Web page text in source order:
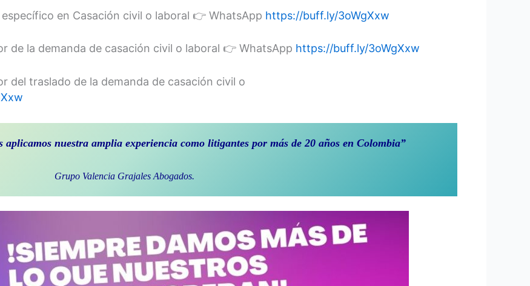
en Casación civil o laboral 👉 WhatsApp https://buff.ly/3oWgXxw
de la demanda de casación civil o laboral 👉 WhatsApp https://buff.ly/3oWgXxw
del traslado de la demanda de casación civil o
aplicamos nuestra amplia experiencia como litigantes por más de 20 años en Colombia”
Grupo Valencia Grajales Abogados.